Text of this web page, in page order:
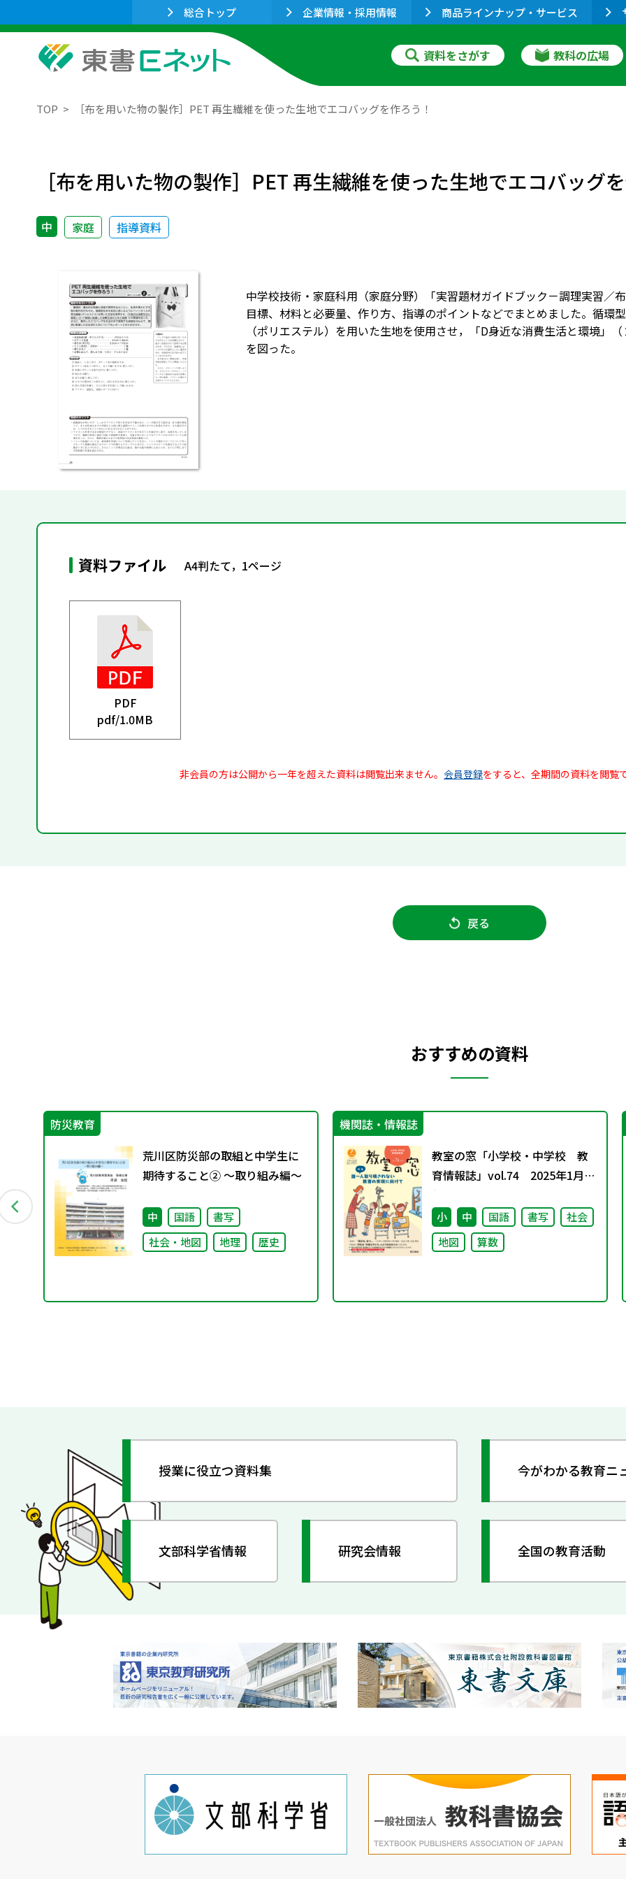
総合トップ 企業情報・採用情報 商品ラインナップ・サービス
資料をさがす 教科の広場
TOP ［布を用いた物の製作］PET 再生繊維を使った生地でエコバッグを作ろう！
［布を用いた物の製作］PET 再生繊維を使った生地でエコバッグ
中 家庭 指導資料
中学校技術・家庭科用（家庭分野）「実習題材ガイドブック－調理実習／
目標、材料と必要量、作り方、指導のポイントなどでまとめました。循環
（ポリエステル）を用いた生地を使用させ，「D身近な消費生活と環境」
を図った。
資料ファイル A4判たて，1ページ
PDF
pdf/1.0MB
非会員の方は公開から一年を超えた資料は閲覧出来ません。 会員登録をすると、全期間の資料を閲覧
戻る
おすすめの資料
防災教育
荒川区防災部の取組と中学生に
期待すること② ～取り組み編～
中 国語
書写
社会・地図
地理 歴史
機関誌・情報誌
教室の窓「小学校・中学校 教
育情報誌」vol.74 2025年1月発
行
小 中 国語 書写
社会
地図
算数
授業に役立つ資料集 今がわかる教育ニ
文部科学省情報 研究会情報 全国の教育活動